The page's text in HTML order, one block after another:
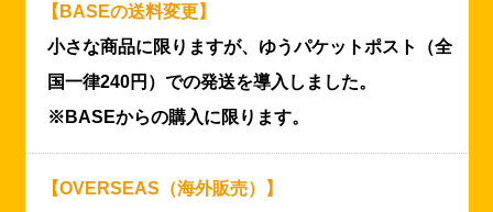
【BASEの送料変更】
小さな商品に限りますが、ゆうパケットポスト（全
国一律240円）での発送を導入しました。
※BASEからの購入に限ります。
【OVERSEAS（海外販売）】